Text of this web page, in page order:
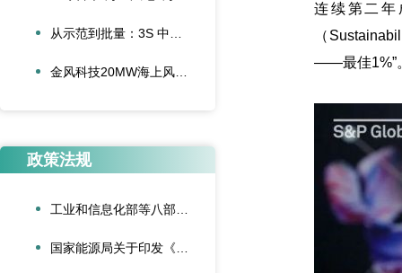
政策法规
连续第二
（
——最佳1%”